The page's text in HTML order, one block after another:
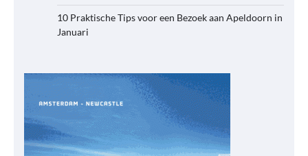
10 Praktische Tips voor een Bezoek aan Apeldoorn in
Januari